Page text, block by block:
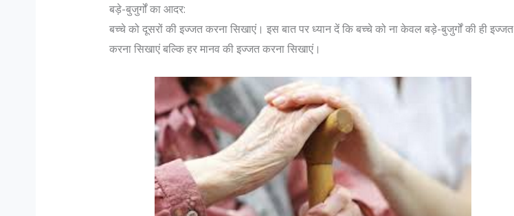
बड़े-बुजुर्गों का आदर:
बच्चे को दूसरों की इज्जत करना सिखाएं। इस बात पर ध्यान दें कि बच्चे को ना केवल बड़े-बुजुर्गों की ही इज्जत
करना सिखाएं बल्कि हर मानव की इज्जत करना सिखाएं।